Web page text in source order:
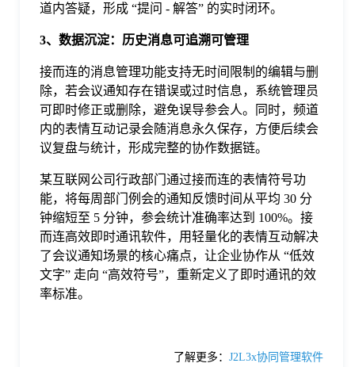
道内答疑，形成 “提问 - 解答” 的实时闭环。
3、数据沉淀：历史消息可追溯可管理
接而连的消息管理功能支持无时间限制的编辑与删
除，若会议通知存在错误或过时信息，系统管理员
可即时修正或删除，避免误导参会人。同时，频道
内的表情互动记录会随消息永久保存，方便后续会
议复盘与统计，形成完整的协作数据链。
某互联网公司行政部门通过接而连的表情符号功
能，将每周部门例会的通知反馈时间从平均 30 分
钟缩短至 5 分钟，参会统计准确率达到 100%。接
而连高效即时通讯软件，用轻量化的表情互动解决
了会议通知场景的核心痛点，让企业协作从 “低效
文字” 走向 “高效符号”，重新定义了即时通讯的效
率标准。
了解更多： J2L3x协同管理软件